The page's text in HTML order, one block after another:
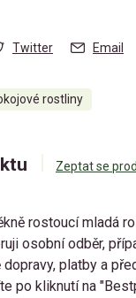
Twitter Email
rostliny
Zeptat se
rostoucí mladá
osobní odběr,
platby a
po kliknutí na